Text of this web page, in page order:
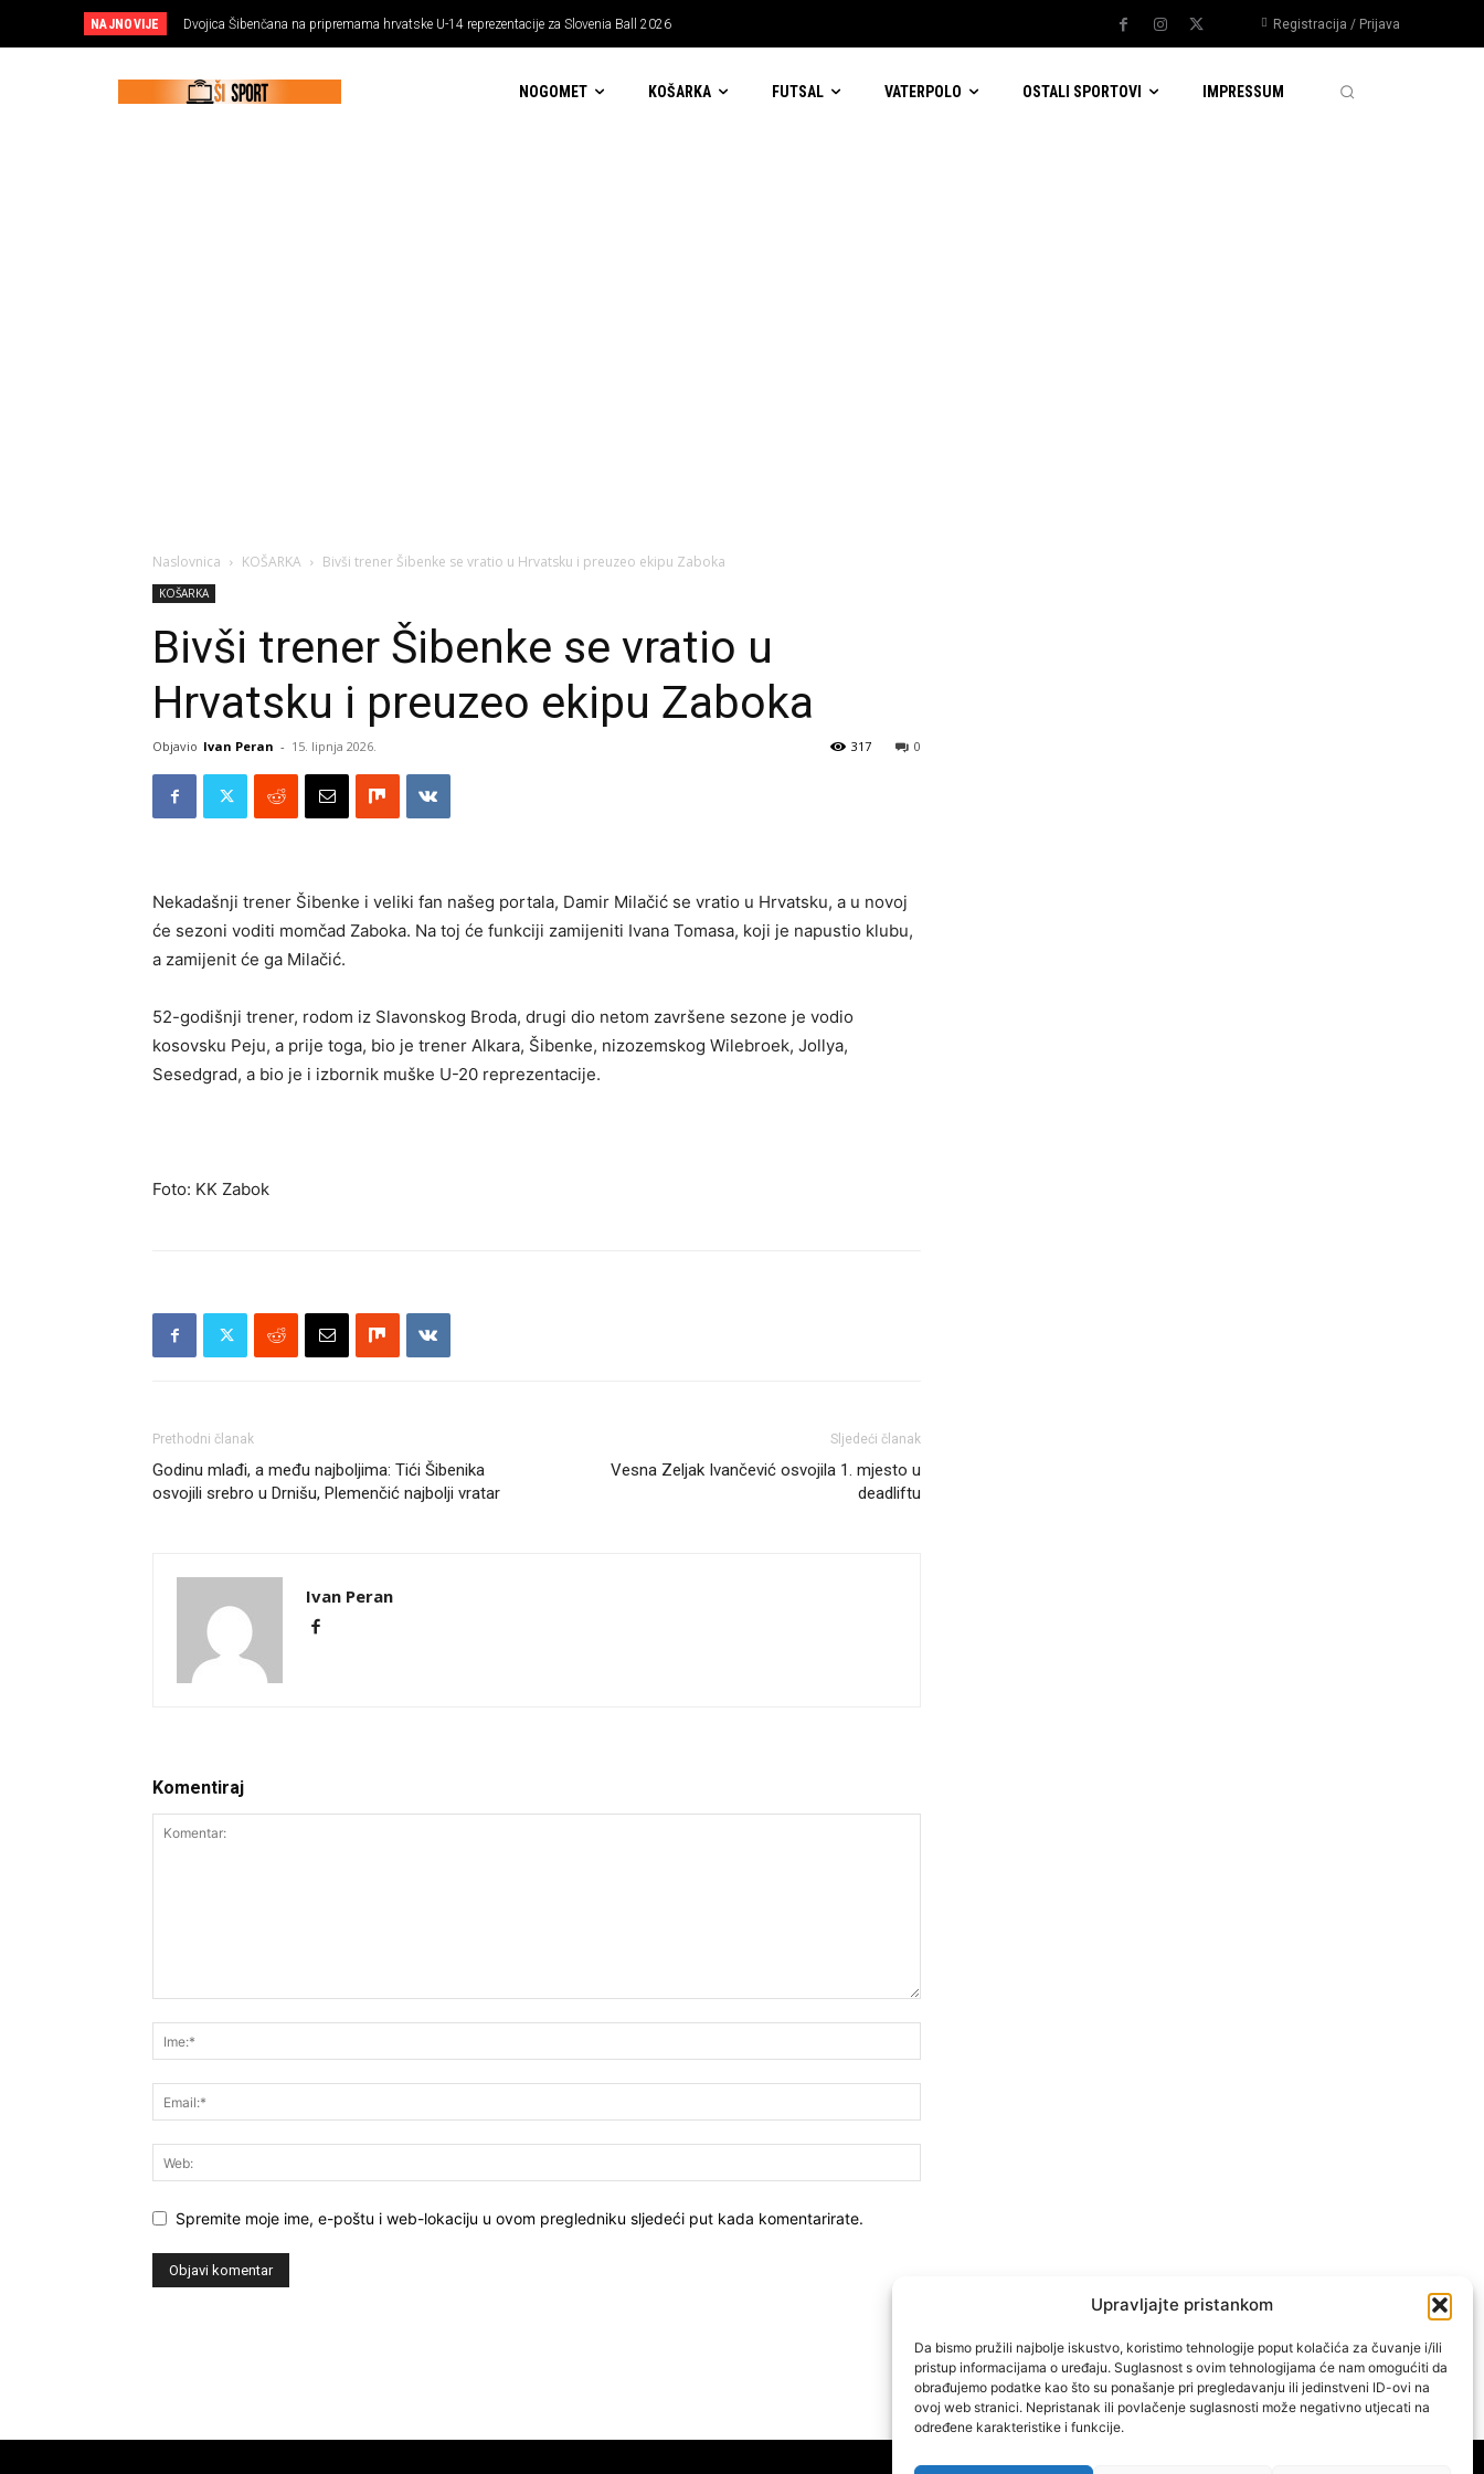
Upravljajte pristankom
Da bismo pružili najbolje iskustvo, koristimo tehnologije poput kolačića za čuvanje i/ili
pristup informacijama o uređaju. Suglasnost s ovim tehnologijama će nam omogućiti da
obrađujemo podatke kao što su ponašanje pri pregledavanju ili jedinstveni ID-ovi na
ovoj web stranici. Nepristanak ili povlačenje suglasnosti može negativno utjecati na
određene karakteristike i funkcije.
NAJNOVIJE Dvojica Šibenčana na pripremama hrvatske U-14 reprezentacije za Slovenia Ball 2026 Registracija / Prijava
NOGOMET KOŠARKA FUTSAL VATERPOLO OSTALI SPORTOVI IMPRESSUM
Naslovnica KOŠARKA Bivši trener Šibenke se vratio u Hrvatsku i preuzeo ekipu Zaboka
KOŠARKA
Bivši trener Šibenke se vratio u
Hrvatsku i preuzeo ekipu Zaboka
Objavio Ivan Peran - 15. lipnja 2026. 0
317
Nekadašnji trener Šibenke i veliki fan našeg portala, Damir Milačić se vratio u Hrvatsku, a u novoj
će sezoni voditi momčad Zaboka. Na toj će funkciji zamijeniti Ivana Tomasa, koji je napustio klubu,
a zamijenit će ga Milačić.
52-godišnji trener, rodom iz Slavonskog Broda, drugi dio netom završene sezone je vodio
kosovsku Peju, a prije toga, bio je trener Alkara, Šibenke, nizozemskog Wilebroek, Jollya,
Sesedgrad, a bio je i izbornik muške U-20 reprezentacije.
Foto: KK Zabok
Prethodni članak
Godinu mlađi, a među najboljima: Tići Šibenika
osvojili srebro u Drnišu, Plemenčić najbolji vratar
Sljedeći članak
Vesna Zeljak Ivančević osvojila 1. mjesto u
deadliftu
Ivan Peran
Komentiraj
Spremite moje ime, e-poštu i web-lokaciju u ovom pregledniku sljedeći put kada komentarirate.